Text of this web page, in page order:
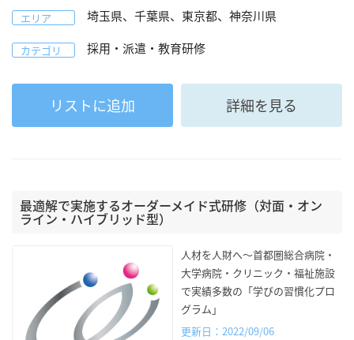
エリア 埼玉県、千葉県、東京都、神奈川県
カテゴリ 採用・派遣・教育研修
リストに追加 詳細を見る
最適解で実施するオーダーメイド式研修（対面・オン
ライン・ハイブリッド型）
人材を人財へ～首都圏総合病院・
大学病院・クリニック・福祉施設
で実績多数の「学びの習慣化プロ
グラム」
更新日：2022/09/06